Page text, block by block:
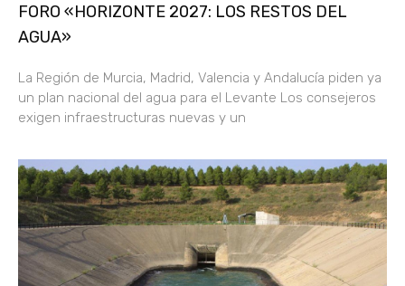
FORO «HORIZONTE 2027: LOS RESTOS DEL
AGUA»
La Región de Murcia, Madrid, Valencia y Andalucía piden ya
un plan nacional del agua para el Levante Los consejeros
exigen infraestructuras nuevas y un